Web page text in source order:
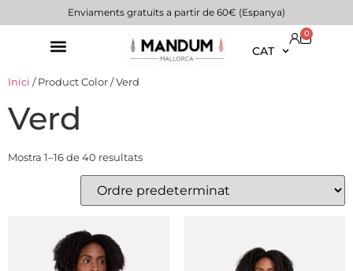
Enviaments gratuïts a partir de 60€ (Espanya)
CAT
0
Inici / Product Color / Verd
Verd
Mostra 1–16 de 40 resultats